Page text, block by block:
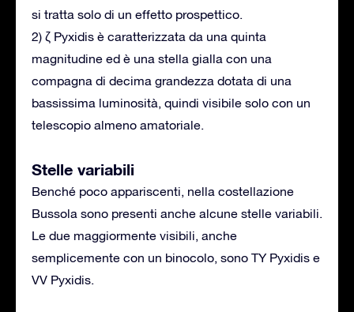
si tratta solo di un effetto prospettico.
2) ζ Pyxidis è caratterizzata da una quinta
magnitudine ed è una stella gialla con una
compagna di decima grandezza dotata di una
bassissima luminosità, quindi visibile solo con un
telescopio almeno amatoriale.
Stelle variabili
Benché poco appariscenti, nella costellazione
Bussola sono presenti anche alcune stelle variabili.
Le due maggiormente visibili, anche
semplicemente con un binocolo, sono TY Pyxidis e
VV Pyxidis.